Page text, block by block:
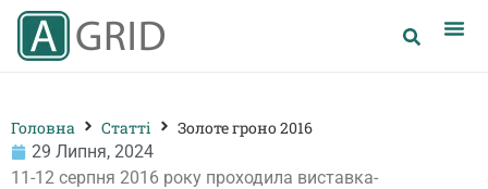
Головна Статті
Золоте гроно 2016
29 Липня, 2024
11-12 серпня 2016 року проходила виставка-